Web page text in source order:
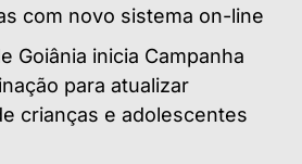
com novo sistema on-line
Goiânia inicia Campanha
para atualizar
crianças e adolescentes